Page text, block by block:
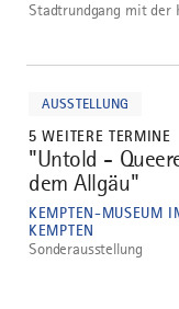
Stadtrundgang mit der
AUSSTELLUNG
5 WEITERE TERMINE
5
"Untold -
dem Allgäu"
KEMPTEN-MUSEUM
KEMPTEN
Sonderausstellung